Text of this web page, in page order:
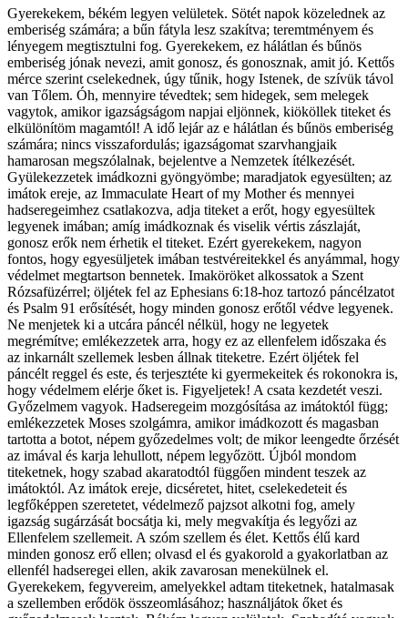
Gyerekekem, békém legyen velületek. Sötét napok közelednek az
emberiség számára; a bűn fátyla lesz szakítva; teremtményem és
lényegem megtisztulni fog. Gyerekekem, ez hálátlan és bűnös
emberiség jónak nevezi, amit gonosz, és gonosznak, amit jó. Kettős
mérce szerint cselekednek, úgy tűnik, hogy Istenek, de szívük távol
van Tőlem. Óh, mennyire tévedtek; sem hidegek, sem melegek
vagytok, amikor igazságságom napjai eljönnek, kiököllek titeket és
elkülönítöm magamtól! A idő lejár az e hálátlan és bűnös emberiség
számára; nincs visszafordulás; igazságomat szarvhangjaik
hamarosan megszólalnak, bejelentve a Nemzetek ítélkezését.
Gyülekezzetek imádkozni gyöngyömbe; maradjatok egyesülten; az
imátok ereje, az Immaculate Heart of my Mother és mennyei
hadseregeimhez csatlakozva, adja titeket a erőt, hogy egyesültek
legyenek imában; amíg imádkoznak és viselik vértis zászlaját,
gonosz erők nem érhetik el titeket. Ezért gyerekekem, nagyon
fontos, hogy egyesüljetek imában testvéreitekkel és anyámmal, hogy
védelmet megtartson bennetek. Imaköröket alkossatok a Szent
Rózsafüzérrel; öljétek fel az Ephesians 6:18-hoz tartozó páncélzatot
és Psalm 91 erősítését, hogy minden gonosz erőtől védve legyenek.
Ne menjetek ki a utcára páncél nélkül, hogy ne legyetek
megrémítve; emlékezzetek arra, hogy ez az ellenfelem időszaka és
az inkarnált szellemek lesben állnak titeketre. Ezért öljétek fel
páncélt reggel és este, és terjesztéte ki gyermekeitek és rokonokra is,
hogy védelmem elérje őket is. Figyeljetek! A csata kezdetét veszi.
Győzelmem vagyok. Hadseregeim mozgósítása az imátoktól függ;
emlékezzetek Moses szolgámra, amikor imádkozott és magasban
tartotta a botot, népem győzedelmes volt; de mikor leengedte őrzését
az imával és karja lehullott, népem legyőzött. Újból mondom
titeketnek, hogy szabad akaratodtól függően mindent teszek az
imátoktól. Az imátok ereje, dicséretet, hitet, cselekedeteit és
legfőképpen szeretetet, védelmező pajzsot alkotni fog, amely
igazság sugárzását bocsátja ki, mely megvakítja és legyőzi az
Ellenfelem szellemeit. A szóm szellem és élet. Kettős élű kard
minden gonosz erő ellen; olvasd el és gyakorold a gyakorlatban az
ellenfél hadseregei ellen, akik zavarosan menekülnek el.
Gyerekekem, fegyvereim, amelyekkel adtam titeketnek, hatalmasak
a szellemben erődök összeomlásához; használjátok őket és